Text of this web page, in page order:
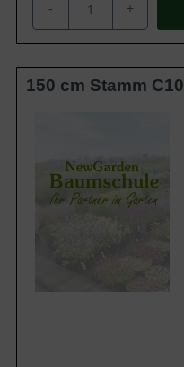
- +
150 cm Stamm C10